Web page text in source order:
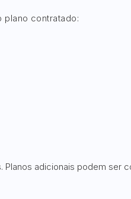
contratado:
Planos adicionais podem ser